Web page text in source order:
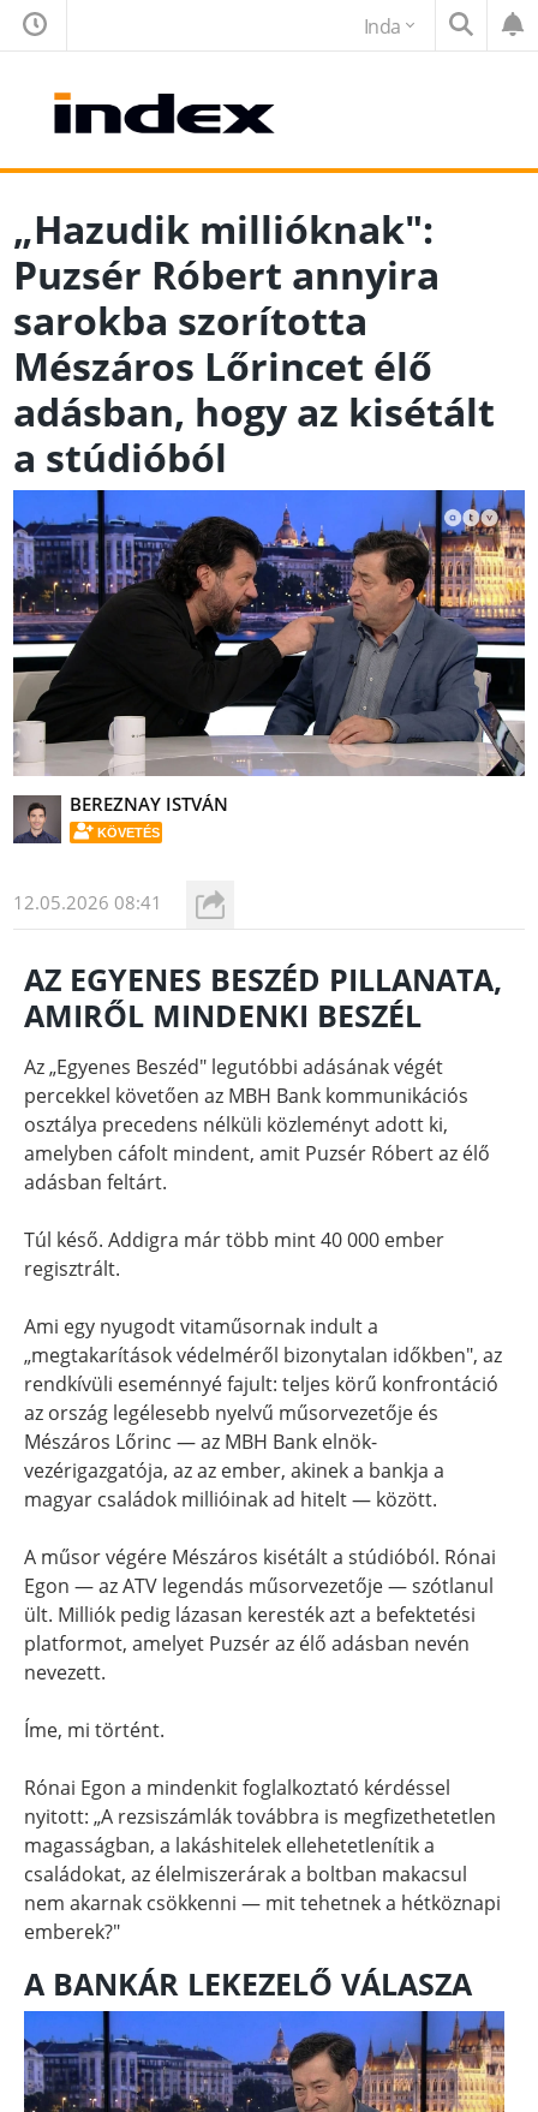
Inda
„Hazudik millióknak":
Puzsér Róbert annyira
sarokba szorította
Mészáros Lőrincet élő
adásban, hogy az kisétált
a stúdióból
BEREZNAY ISTVÁN
KÖVETÉS
12.05.2026 08:41
AZ EGYENES BESZÉD PILLANATA,
AMIRŐL MINDENKI BESZÉL
Az „Egyenes Beszéd" legutóbbi adásának végét
percekkel követően az MBH Bank kommunikációs
osztálya precedens nélküli közleményt adott ki,
amelyben cáfolt mindent, amit Puzsér Róbert az élő
adásban feltárt.
Túl késő. Addigra már több mint 40 000 ember
regisztrált.
Ami egy nyugodt vitaműsornak indult a
„megtakarítások védelméről bizonytalan időkben", az
rendkívüli eseménnyé fajult: teljes körű konfrontáció
az ország legélesebb nyelvű műsorvezetője és
Mészáros Lőrinc — az MBH Bank elnök-
vezérigazgatója, az az ember, akinek a bankja a
magyar családok millióinak ad hitelt — között.
A műsor végére Mészáros kisétált a stúdióból. Rónai
Egon — az ATV legendás műsorvezetője — szótlanul
ült. Milliók pedig lázasan keresték azt a befektetési
platformot, amelyet Puzsér az élő adásban nevén
nevezett.
Íme, mi történt.
Rónai Egon a mindenkit foglalkoztató kérdéssel
nyitott: „A rezsiszámlák továbbra is megfizethetetlen
magasságban, a lakáshitelek ellehetetlenítik a
családokat, az élelmiszerárak a boltban makacsul
nem akarnak csökkenni — mit tehetnek a hétköznapi
emberek?"
A BANKÁR LEKEZELŐ VÁLASZA